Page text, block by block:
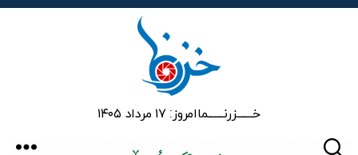
خـــــــزرنـــــــماامروز: ۱۷ مرداد ۱۴۰۵